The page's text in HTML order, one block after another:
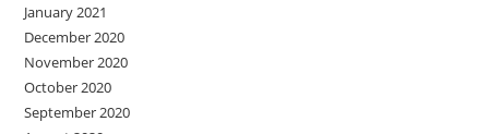
January 2021
December 2020
November 2020
October 2020
September 2020